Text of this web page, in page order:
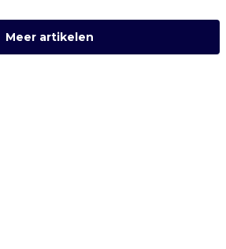
Meer artikelen